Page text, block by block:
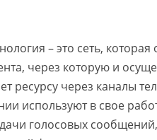
– это сеть,
через которую и
ресурсу через каналы
используют в свое
голосовых сообщений,